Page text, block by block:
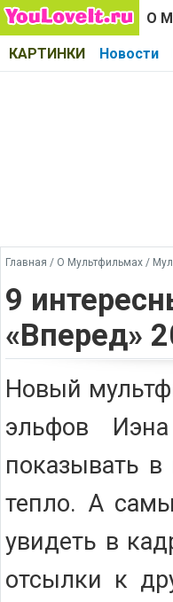
О
КАРТИНКИ Новости
Главная / О Мультфильмах /
9
«Вперед»
Новый
эльфов
показывать
тепло. А
увидеть в
отсылки к